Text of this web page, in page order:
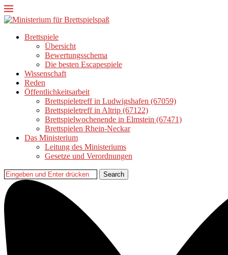
Brettspiele
Übersicht
Bewertungsschema
Die besten Escapespiele
Wissenschaft
Reden
Öffentlichkeitsarbeit
Brettspieletreff in Ludwigshafen (67059)
Brettspieletreff in Altrip (67122)
Brettspielwochenende in Elmstein (67471)
Brettspielen Rhein-Neckar
Das Ministerium
Leitung des Ministeriums
Gesetze und Verordnungen
Search